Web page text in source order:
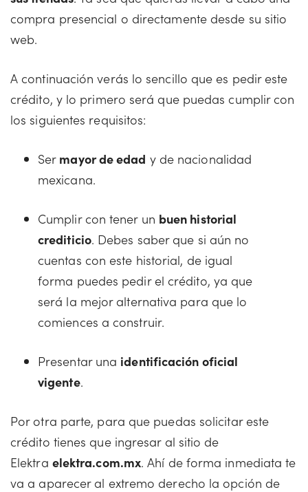
compra presencial o directamente desde su sitio
web.
A continuación verás lo sencillo que es pedir este
crédito, y lo primero será que puedas cumplir con
los siguientes requisitos:
Ser mayor de edad y de nacionalidad
mexicana.
Cumplir con tener un buen historial
crediticio. Debes saber que si aún no
cuentas con este historial, de igual
forma puedes pedir el crédito, ya que
será la mejor alternativa para que lo
comiences a construir.
Presentar una identificación oficial
vigente.
Por otra parte, para que puedas solicitar este
crédito tienes que ingresar al sitio de
Elektra elektra.com.mx. Ahí de forma inmediata te
va a aparecer al extremo derecho la opción de